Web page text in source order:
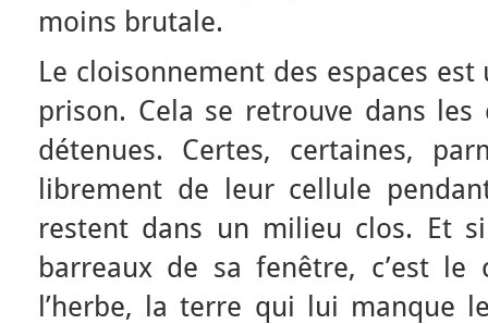
moins brutale.
Le cloisonnement des espaces
prison. Cela se retrouve dans les
détenues. Certes, certaines,
librement de leur cellule
restent dans un milieu clos. Et
barreaux de sa fenêtre, c’est le
l’herbe, la terre qui lui manque